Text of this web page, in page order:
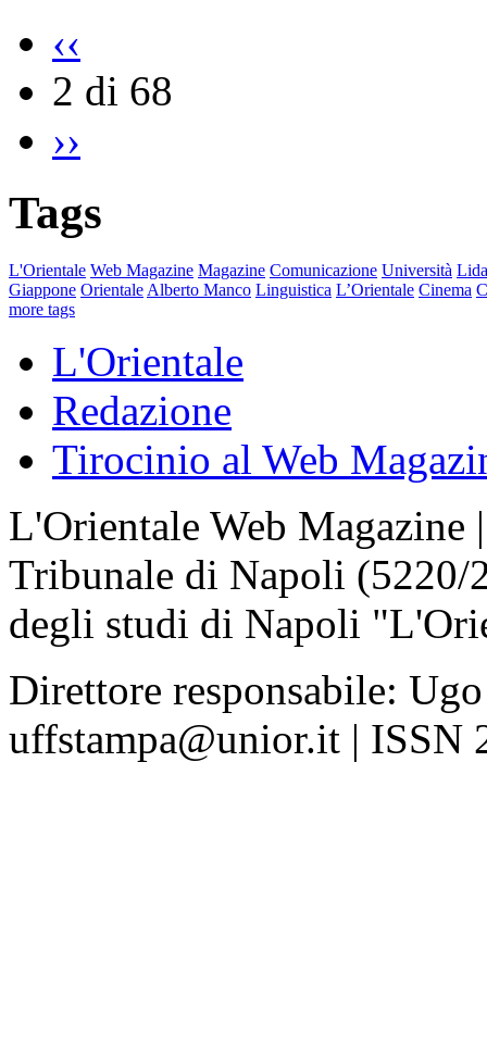
‹‹
2 di 68
››
Tags
L'Orientale Web Magazine Magazine Comunicazione Università
Giappone Orientale Alberto Manco Linguistica L’Orientale Cinema
more tags
L'Orientale
Redazione
Tirocinio al Web
L'Orientale Web Magazine
Tribunale di Napoli
degli studi di Napoli
Direttore responsabile:
uffstampa@unior.it | ISSN